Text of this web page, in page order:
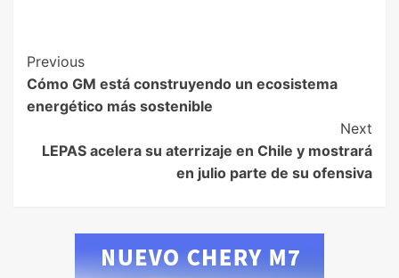
Previous
Cómo GM está construyendo un ecosistema
energético más sostenible
Next
LEPAS acelera su aterrizaje en Chile y mostrará
en julio parte de su ofensiva